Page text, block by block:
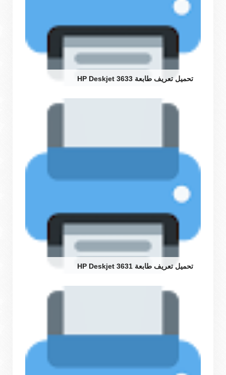
تحميل تعريف طابعة HP Deskjet 3633
تحميل تعريف طابعة HP Deskjet 3631